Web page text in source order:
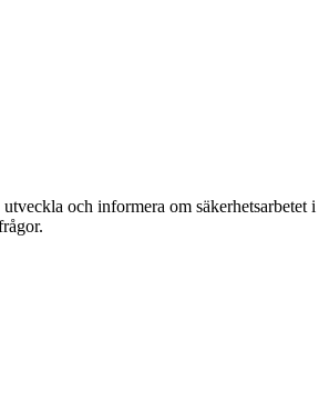
och informera om säkerhetsarbetet